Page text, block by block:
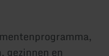
gezinnen en